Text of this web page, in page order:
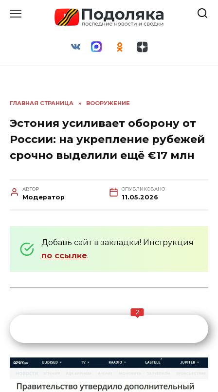
ГЛАВНАЯ СТРАНИЦА » ВООРУЖЕНИЕ
Эстония усиливает оборону от
России: на укрепление рубежей
срочно выделили ещё €17 млн
АВТОР
Модератор
ОПУБЛИКОВАНО
11.05.2026
Добавь сайт в закладки! Инструкция
по ссылке.
2